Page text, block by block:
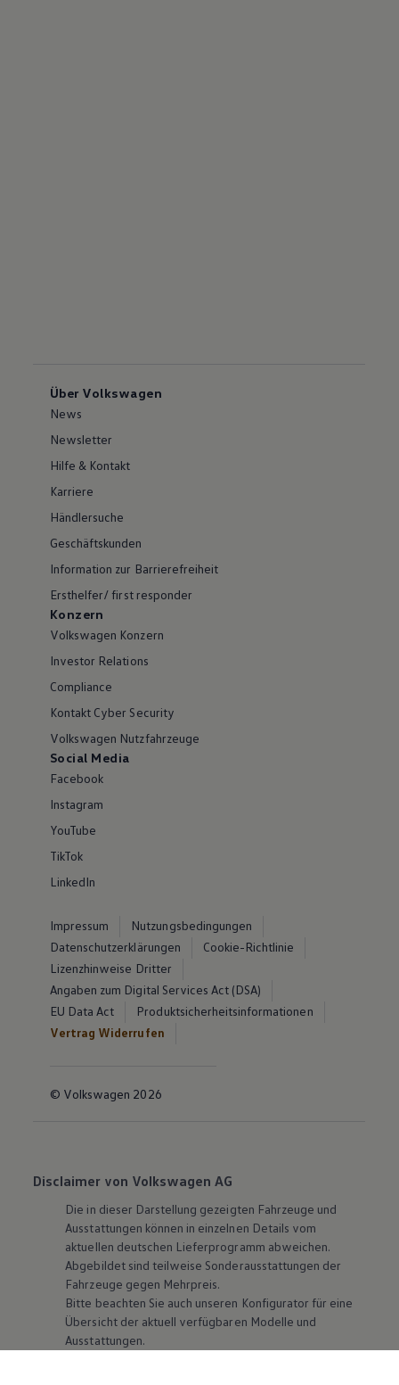
Über Volkswagen
News
Newsletter
Hilfe & Kontakt
Karriere
Händlersuche
Geschäftskunden
Information zur Barrierefreiheit
Ersthelfer/ first responder
Konzern
Volkswagen Konzern
Investor Relations
Compliance
Kontakt Cyber Security
Volkswagen Nutzfahrzeuge
Social Media
Facebook
Instagram
YouTube
TikTok
LinkedIn
Impressum
Nutzungsbedingungen
Datenschutzerklärungen
Cookie-Richtlinie
Lizenzhinweise Dritter
Angaben zum Digital Services Act (DSA)
EU Data Act
Produktsicherheitsinformationen
Vertrag Widerrufen
© Volkswagen 2026
Disclaimer von Volkswagen AG
Die in dieser Darstellung gezeigten Fahrzeuge und
Ausstattungen können in einzelnen Details vom
aktuellen deutschen Lieferprogramm abweichen.
Abgebildet sind teilweise Sonderausstattungen der
Fahrzeuge gegen Mehrpreis.
Bitte beachten Sie auch unseren Konfigurator für eine
Übersicht der aktuell verfügbaren Modelle und
Ausstattungen.